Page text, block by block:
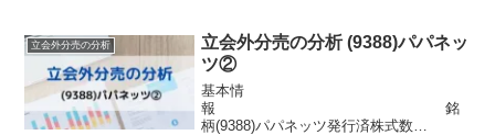
発表日 2022年3月11日...
立会外分売の分析
立会外分売の分析 (9388)パパネッ
ツ②
基本情
報 銘
柄(9388)パパネッツ発行済株式数